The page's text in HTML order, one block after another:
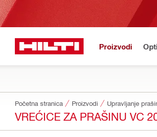
Proizvodi
Početna stranica Proizvodi
VREĆICE ZA PRAŠINU VC